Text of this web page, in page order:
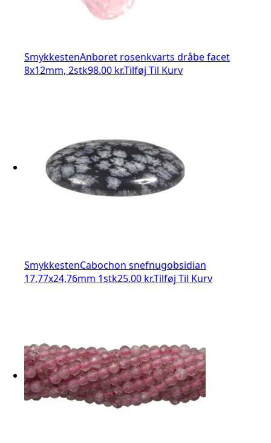
SmykkestenAnboret rosenkvarts dråbe facet
8x12mm, 2stk98.00 kr.Tilføj Til Kurv
SmykkestenCabochon snefnugobsidian
17,77x24,76mm 1stk25.00 kr.Tilføj Til Kurv